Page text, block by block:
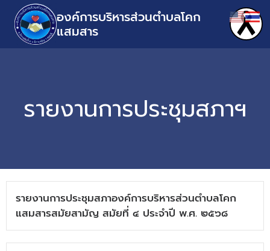
องค์การบริหารส่วนตำบลโคก
แสมสาร
รายงานการประชุมสภาฯ
รายงานการประชุมสภาองค์การบริหารส่วนตำบลโคก
แสมสารสมัยสามัญ สมัยที่ ๔ ประจำปี พ.ศ. ๒๕๖๘